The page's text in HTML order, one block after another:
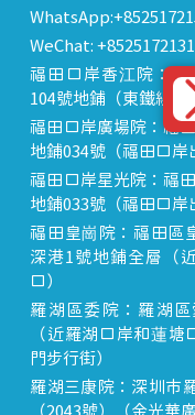
WeChat:
福田口岸香江院：
104號地鋪（東鐵線落
福田口岸廣場院：福
地鋪034號（福田口岸
福田口岸星光院：福
地鋪033號（福田口岸
福田皇崗院：福田區
深港1號地鋪全層（
口）
羅湖區委院：羅湖
（近羅湖口岸和蓮
門步行街）
羅湖三康院：深圳市